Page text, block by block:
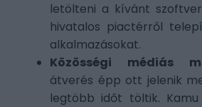
letölteni a kívánt
hivatalos piactérről
alkalmazásokat.
Közösségi médiás
átverés épp ott jelenik
legtöbb időt töltik. Kamu